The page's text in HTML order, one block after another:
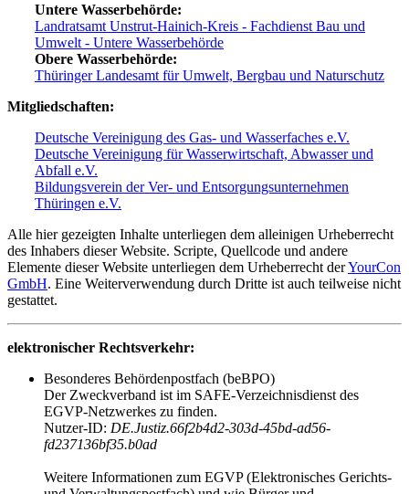
Untere Wasserbehörde:
Landratsamt Unstrut-Hainich-Kreis - Fachdienst Bau und
Umwelt - Untere Wasserbehörde
Obere Wasserbehörde:
Thüringer Landesamt für Umwelt, Bergbau und Naturschutz
Mitgliedschaften:
Deutsche Vereinigung des Gas- und Wasserfaches e.V.
Deutsche Vereinigung für Wasserwirtschaft, Abwasser und
Abfall e.V.
Bildungsverein der Ver- und Entsorgungsunternehmen
Thüringen e.V.
Alle hier gezeigten Inhalte unterliegen dem alleinigen Urheberrecht
des Inhabers dieser Website. Scripte, Quellcode und andere
Elemente dieser Website unterliegen dem Urheberrecht derYourCon
GmbH. Eine Weiterverwendung durch Dritte ist auch teilweise nicht
gestattet.
elektronischer Rechtsverkehr:
Besonderes Behördenpostfach (beBPO)
Der Zweckverband ist im SAFE-Verzeichnisdienst des
EGVP-Netzwerkes zu finden.
Nutzer-ID: DE.Justiz.66f2b4d2-303d-45bd-ad56-
fd237136bf35.b0ad
Weitere Informationen zum EGVP (Elektronisches Gerichts-